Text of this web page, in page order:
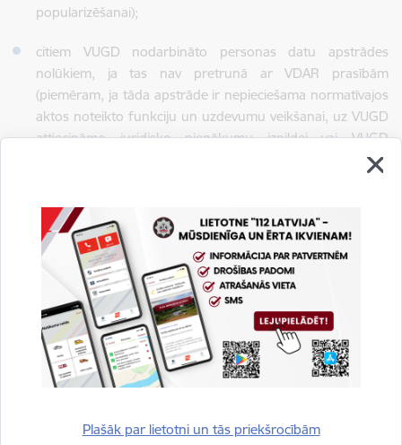
Plašāk par lietotni un tās priekšrocībām
popularizēšanai);
citiem VUGD nodarbināto personas datu apstrādes
nolūkiem, ja tas nav pretrunā ar VDAR prasībām
(piemēram, ja tāda apstrāde ir nepieciešama normatīvajos
aktos noteikto funkciju un uzdevumu veikšanai, uz VUGD
attiecināmo juridisko pienākumu izpildei vai VUGD
nodibināšana un uzturēšana, leģitīmas intereses (atsevišķajos
gadījumos) un juridisko pienākumu izpilde. Apstrādājot VUGD
nodarbināto personas datus, kā arī datus personāla atlases
procesā, VUGD ievēro Darba likuma, Iekšlietu ministrijas
sistēmas iestāžu un Ieslodzījuma vietu pārvaldes amatpersonu
ar speciālajām dienesta pakāpēm dienesta gaitas likuma,
Ugunsdzēsības likuma, Valsts pārvaldes iekārtas likuma,
Arhīvu likuma, Iekšlietu ministrijas sistēmas iestāžu un
Ieslodzījuma vietu pārvaldes amatpersonu ar specialajam
Latvijas Republikas starptautiskajiem līgumiem", likuma „Par